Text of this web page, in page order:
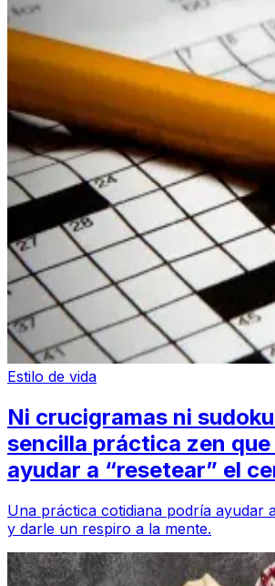
Estilo de vida
Ni crucigramas ni
sencilla práctica zen
ayudar a “resetear” el
Una práctica cotidiana podría ayudar
y darle un respiro a la mente.